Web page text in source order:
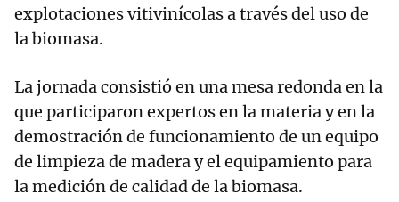
explotaciones vitivinícolas a través del uso de
la biomasa.
La jornada consistió en una mesa redonda en la
que participaron expertos en la materia y en la
demostración de funcionamiento de un equipo
de limpieza de madera y el equipamiento para
la medición de calidad de la biomasa.